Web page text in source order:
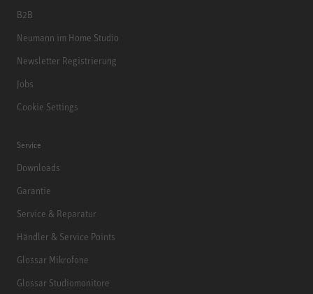
B2B
Neumann im Home Studio
Newsletter Registrierung
Jobs
Cookie Settings
Service
Downloads
Garantie
Service & Reparatur
Händler & Service Points
Glossar Mikrofone
Glossar Studiomonitore